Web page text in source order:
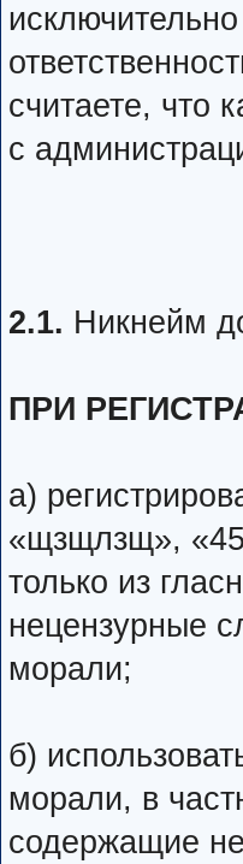
считаете, что
с
2.1. Никнейм
ПРИ
а)
«щзщлзщ»,
только из
нецензурные
морали;
б)
морали, в
содержащие